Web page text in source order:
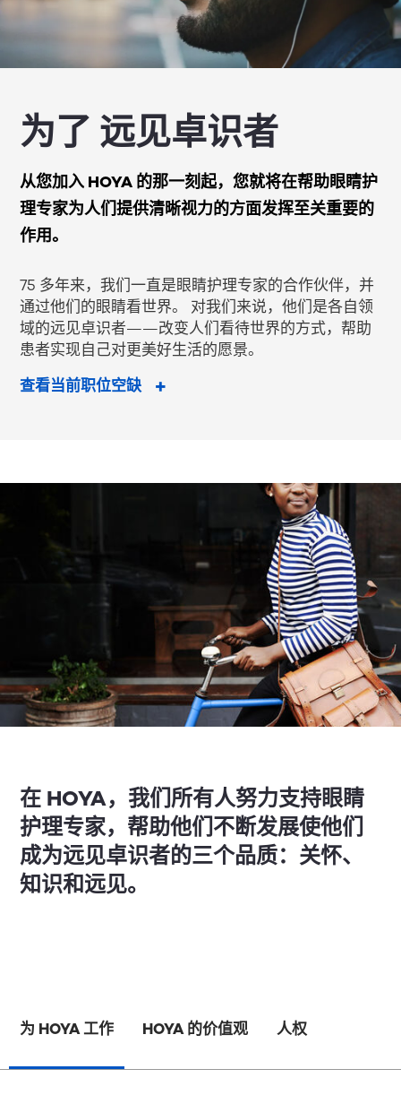
为了 远见卓识者
从您加入 HOYA 的那一刻起，您就将在帮助眼睛护
理专家为人们提供清晰视力的方面发挥至关重要的
作用。
75 多年来，我们一直是眼睛护理专家的合作伙伴，并
通过他们的眼睛看世界。 对我们来说，他们是各自领
域的远见卓识者——改变人们看待世界的方式，帮助
患者实现自己对更美好生活的愿景。
查看当前职位空缺
在 HOYA，我们所有人努力支持眼睛
护理专家，帮助他们不断发展使他们
成为远见卓识者的三个品质：关怀、
知识和远见。
为 HOYA 工作 HOYA 的价值观 人权